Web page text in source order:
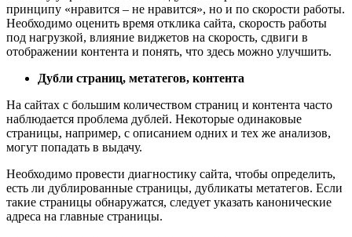
принципу «нравится – не нравится», но и по скорости работы.
Необходимо оценить время отклика сайта, скорость работы
под нагрузкой, влияние виджетов на скорость, сдвиги в
отображении контента и понять, что здесь можно улучшить.
Дубли страниц, метатегов, контента
На сайтах с большим количеством страниц и контента часто
наблюдается проблема дублей. Некоторые одинаковые
страницы, например, с описанием одних и тех же анализов,
могут попадать в выдачу.
Необходимо провести диагностику сайта, чтобы определить,
есть ли дублированные страницы, дубликаты метатегов. Если
такие страницы обнаружатся, следует указать канонические
адреса на главные страницы.